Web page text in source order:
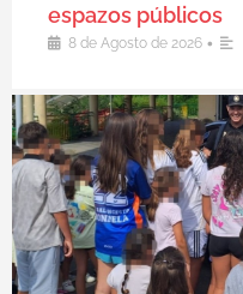
espazos públicos
8 de Agosto de 2026 •